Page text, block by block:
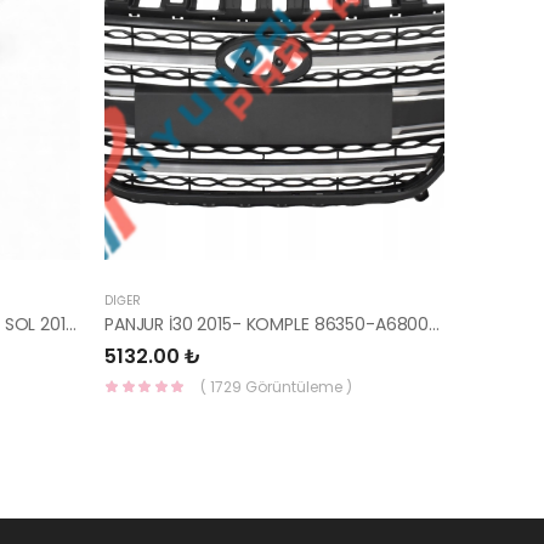
İ20 ARKA ÇAMURLUK DIŞ BAKALİTİ SOL 2015- ( PARLAK SİYAH ) 87360-C8000-YS
DIĞER
PANJUR İ30 2015- KOMPLE 86350-A6800-YS
5132.00 ₺
( 1729 Görüntüleme )